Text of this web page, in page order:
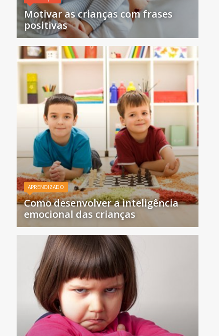
Motivar as crianças com frases
positivas
APRENDIZADO
Como desenvolver a inteligência
emocional das crianças